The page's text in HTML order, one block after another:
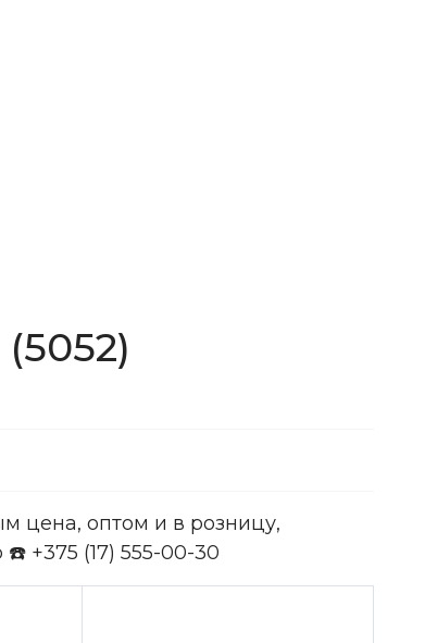
цена, оптом и в розницу,
+375 (17) 555-00-30